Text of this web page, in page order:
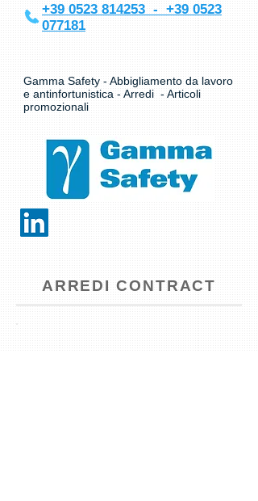
+39 0523 814253 - +39 0523
077181
Gamma Safety - Abbigliamento da lavoro
e antinfortunistica - Arredi - Articoli
promozionali
ARREDI CONTRACT